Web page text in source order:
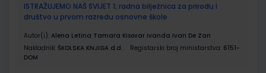
ISTRAŽUJEMO NAŠ SVIJET 1; radna bilježnica za prirodu i
društvo u prvom razredu osnovne škole
Autor(i): Alena Letina Tamara Kisovar Ivanda Ivan De Zan
Nakladnik: ŠKOLSKA KNJIGA d.d. Registarski broj ministarstva: 6151-
DOM